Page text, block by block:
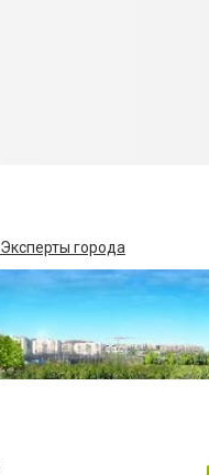
Эксперты города